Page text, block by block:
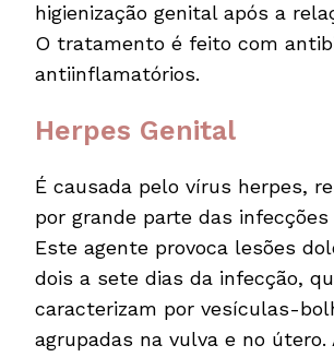
higienização genital após a
O tratamento é feito com
antiinflamatórios.
Herpes Genital
É causada pelo vírus herpes,
por grande parte das infecções
Este agente provoca lesões
dois a sete dias da infecção,
caracterizam por vesículas-
agrupadas na vulva e no útero.